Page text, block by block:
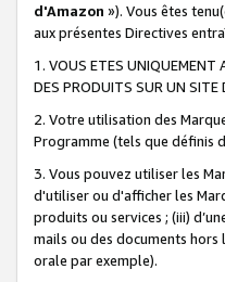
d'Amazon »). Vous êtes
aux présentes Directives
1. VOUS ETES UNIQUEMENT
DES PRODUITS SUR UN SITE
2. Votre utilisation des
Programme (tels que définis
3. Vous pouvez utiliser les
d'utiliser ou d'afficher les
produits ou services ; (iii)
mails ou des documents
orale par exemple).